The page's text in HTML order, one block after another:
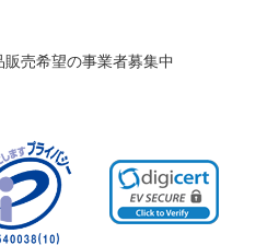
売希望の事業者募集中